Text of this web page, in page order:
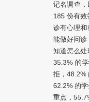
记名调查，
185 份有
诊有心理
能做好问
知道怎么处
35.3% 的
拒，48.2%
62.2% 的
重点，